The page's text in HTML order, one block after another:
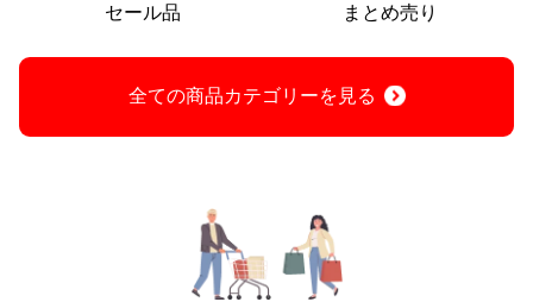
セール品 まとめ売り
全ての商品カテゴリーを見る